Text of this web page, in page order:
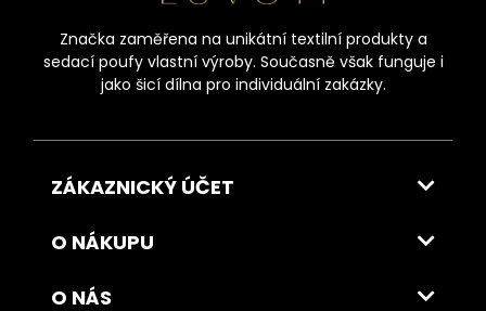
Značka zaměřena na unikátní textilní produkty a
sedací poufy vlastní výroby. Současně však funguje i
jako šicí dílna pro individuální zakázky.
ZÁKAZNICKÝ ÚČET
O NÁKUPU
O NÁS